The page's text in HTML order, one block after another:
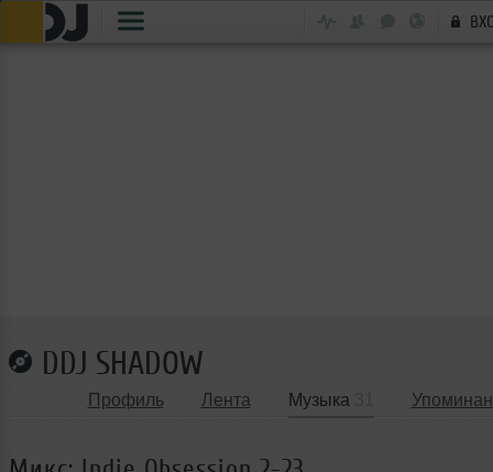
DDJ SHADOW
Профиль Лента Музыка